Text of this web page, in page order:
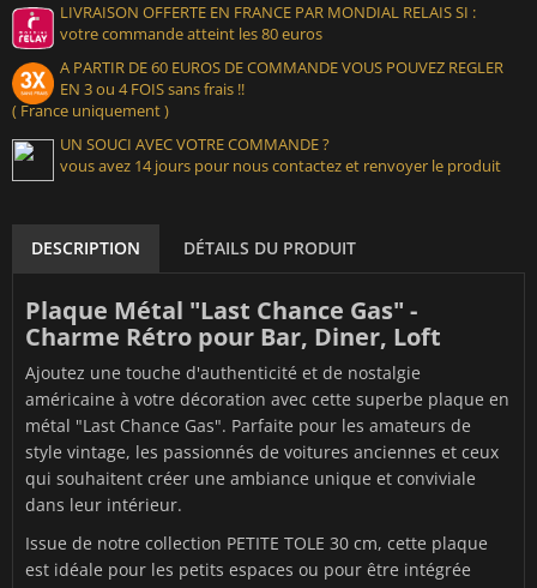
LIVRAISON OFFERTE EN FRANCE PAR MONDIAL RELAIS SI :
votre commande atteint les 80 euros
A PARTIR DE 60 EUROS DE COMMANDE VOUS POUVEZ REGLER
EN 3 ou 4 FOIS sans frais !!
( France uniquement )
UN SOUCI AVEC VOTRE COMMANDE ?
vous avez 14 jours pour nous contactez et renvoyer le produit
DESCRIPTION DÉTAILS DU PRODUIT
Plaque Métal "Last Chance Gas" -
Charme Rétro pour Bar, Diner, Loft
Ajoutez une touche d'authenticité et de nostalgie
américaine à votre décoration avec cette superbe plaque en
métal "Last Chance Gas". Parfaite pour les amateurs de
style vintage, les passionnés de voitures anciennes et ceux
qui souhaitent créer une ambiance unique et conviviale
dans leur intérieur.
Issue de notre collection PETITE TOLE 30 cm, cette plaque
est idéale pour les petits espaces ou pour être intégrée